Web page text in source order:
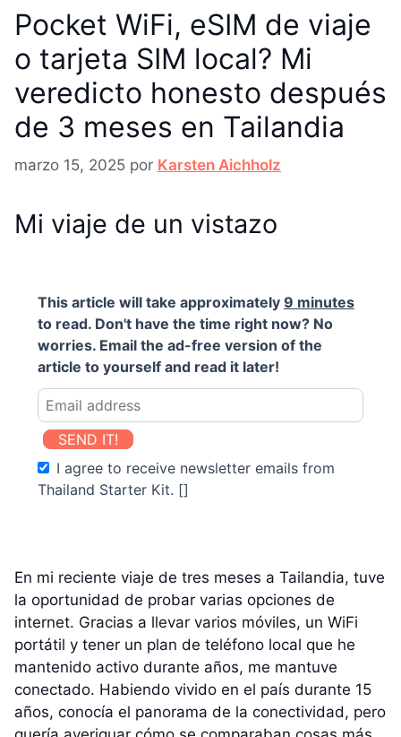
Pocket WiFi, eSIM de viaje
o tarjeta SIM local? Mi
veredicto honesto después
de 3 meses en Tailandia
marzo 15, 2025 por Karsten Aichholz
Mi viaje de un vistazo
This article will take approximately 9 minutes
to read. Don't have the time right now? No
worries. Email the ad-free version of the
article to yourself and read it later!
SEND IT!
I agree to receive newsletter emails from
Thailand Starter Kit. []
En mi reciente viaje de tres meses a Tailandia, tuve
la oportunidad de probar varias opciones de
internet. Gracias a llevar varios móviles, un WiFi
portátil y tener un plan de teléfono local que he
mantenido activo durante años, me mantuve
conectado. Habiendo vivido en el país durante 15
años, conocía el panorama de la conectividad, pero